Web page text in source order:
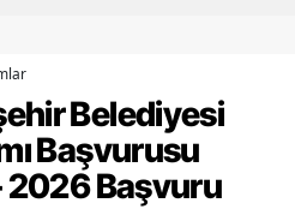
Belediyesi
Başvurusu
2026 Başvuru